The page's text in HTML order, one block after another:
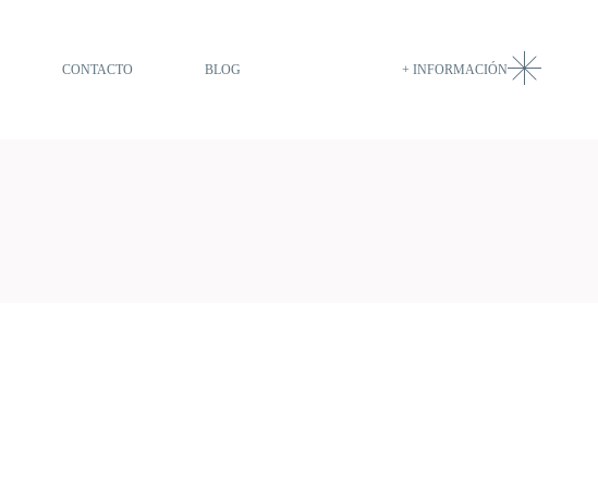
CONTACTO BLOG + INFORMACIÓN